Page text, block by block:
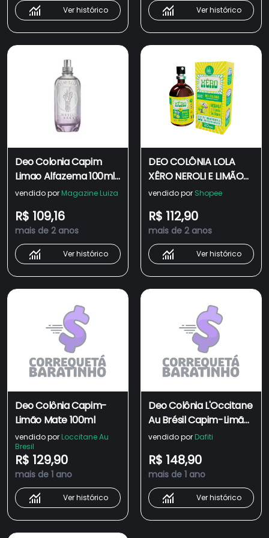
Ver histórico Ver histórico
Deo Colonia Capim
Limao Alfazema 100ml
Loccitane Au Bresil -
vendido por Magazine Luiza
R$ 109,16
mais de 2 anos
Ver histórico
DEO COLÔNIA LOLA
XÊRO NEROLI E LIMÃO
SICILIANO 110ML
vendido por Shopee
R$ 112,90
mais de 2 anos
Ver histórico
Deo Colônia Capim-
Limão Mate 100ml
vendido por Loccitane Au
Bresil
R$ 129,90
mais de 1 ano
Ver histórico
Deo Colônia L'Occitane
Au Brésil Capim-Limão
Maracujá 100ml
vendido por Dafiti
R$ 148,90
mais de 1 ano
Ver histórico